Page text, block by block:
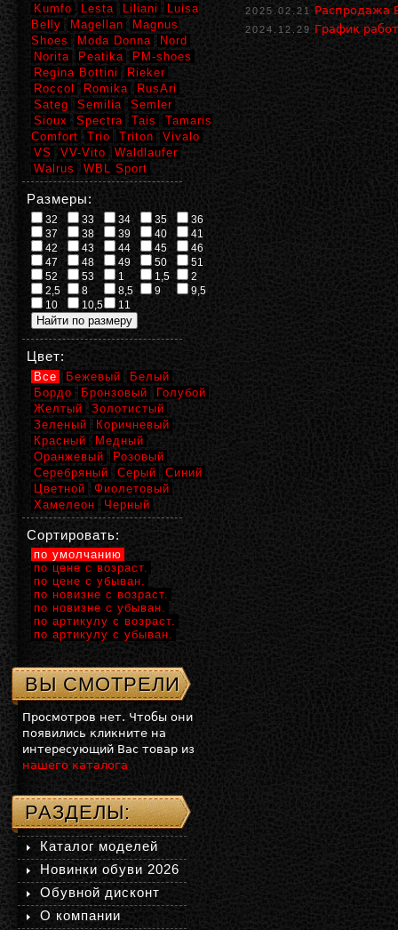
2025.02.21 Распродажа
2024.12.29 График
Kumfo
Lesta Liliani
Luisa
Belly
Magellan
Magnus
Shoes
Moda Donna
Nord
Norita
Peatika
PM-shoes
Regina Bottini
Rieker
Roccol
Romika
RusAri
Sateg
Semilia
Semler
Sioux
Spectra Tais
Tamaris
Comfort
Trio Triton
Vivalo
VS
VV-Vito
Waldlaufer
Walrus
WBL Sport
Размеры:
32 33 34 35
36
37
38 39 40
41
42
43 44 45
46
47
48 49 50
51
52
53 1 1,5
2
2,5
8 8,5 9
9,5
10
10,5 11
Цвет:
Все Бежевый
Белый
Бордо
Бронзовый
Голубой
Желтый
Золотистый
Зеленый
Коричневый
Красный
Медный
Оранжевый
Розовый
Серебряный
Серый
Синий
Цветной
Фиолетовый
Хамелеон
Черный
Сортировать:
по умолчанию
по цене с возраст.
по цене с убыван.
по новизне с возраст.
по новизне с убыван.
по артикулу с возраст.
по артикулу с убыван.
ВЫ СМОТРЕЛИ
Просмотров нет. Чтобы они
появились кликните на
интересующий Вас товар из
нашего каталога
РАЗДЕЛЫ:
Каталог моделей
Новинки обуви 2026
Обувной дисконт
О компании